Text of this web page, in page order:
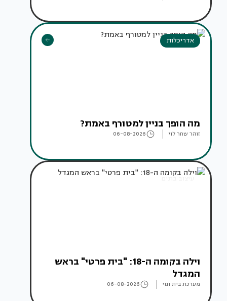
אדריכלות
מה הופך בניין למטורף באמת?
זוהר שחר לוי 06-08-2026
עיצוב בתים
וילה בקומה ה-18: "בית פרטי" בראש
המגדל
מערכת בית ונוי 06-08-2026